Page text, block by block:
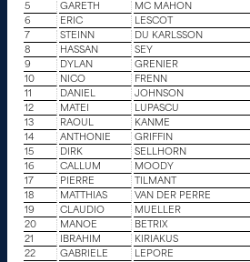
5
GARETH MC MAHON
6
ERIC LESCOT
7
STEINN DU KARLSSON
8
HASSAN SEY
9
DYLAN GRENIER
10
NICO FRENN
11
DANIEL JOHNSON
12
MATEI LUPASCU
13
RAOUL KANME
14
ANTHONIE GRIFFIN
15
DIRK SELLHORN
16
CALLUM MOODY
17
PIERRE TILMANT
18
MATTHIAS VAN DER PERRE
19
CLAUDIO MUELLER
20
MANOE BETRIX
21
IBRAHIM KIRIAKUS
22
GABRIELE LEPORE